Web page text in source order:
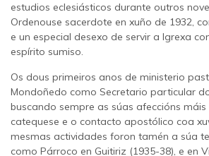
estudios eclesiásticos durante outros
Ordenouse sacerdote en xuño de 1932,
e un especial desexo de servir a Igrexa
espírito sumiso.
Os dous primeiros anos de ministerio
Mondoñedo como Secretario particular
buscando sempre as súas afeccións
catequese e o contacto apostólico coa
mesmas actividades foron tamén a súa
como Párroco en Guitiriz (1935-38), e en